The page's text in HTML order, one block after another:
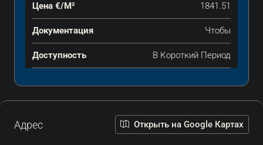
Цена €/м² 1841.51
Документация Чтобы
Доступность В Короткий Период
Адрес Открыть на Google Картах